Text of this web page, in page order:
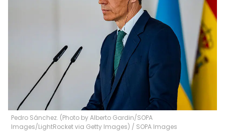
Pedro Sánchez. (Photo by Alberto Gardin/SOPA
Images/LightRocket via Getty Images) / SOPA Images